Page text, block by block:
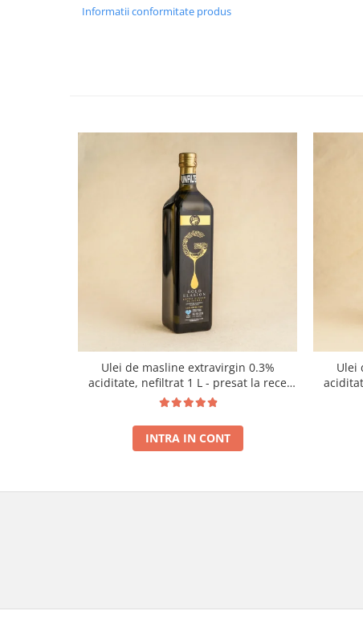
Informatii conformitate produs
Ulei de masline extravirgin 0.3%
aciditate, nefiltrat 1 L - presat la rece
RECOLTA NOUA
INTRA IN CONT
Ulei